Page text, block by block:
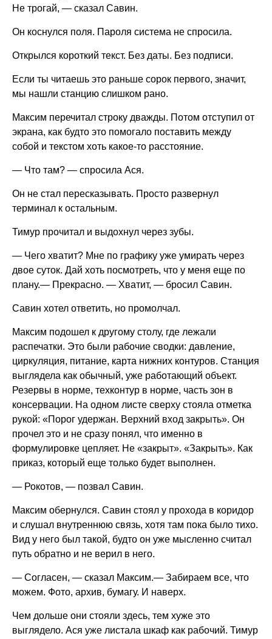
Не трогай, — сказал Савин.
Он коснулся поля. Пароля система не спросила.
Открылся короткий текст. Без даты. Без подписи.
Если ты читаешь это раньше сорок первого, значит,
мы нашли станцию слишком рано.
Максим перечитал строку дважды. Потом отступил от
экрана, как будто это помогало поставить между
собой и текстом хоть какое-то расстояние.
— Что там? — спросила Ася.
Он не стал пересказывать. Просто развернул
терминал к остальным.
Тимур прочитал и выдохнул через зубы.
— Чего хватит? Мне по графику уже умирать через
двое суток. Дай хоть посмотреть, что у меня еще по
плану.— Прекрасно. — Хватит, — бросил Савин.
Савин хотел ответить, но промолчал.
Максим подошел к другому столу, где лежали
распечатки. Это были рабочие сводки: давление,
циркуляция, питание, карта нижних контуров. Станция
выглядела как обычный, уже работающий объект.
Резервы в норме, техконтур в норме, часть зон в
консервации. На одном листе сверху стояла отметка
рукой: «Порог удержан. Верхний вход закрыть». Он
прочел это и не сразу понял, что именно в
формулировке цепляет. Не «закрыт». «Закрыть». Как
приказ, который еще только будет выполнен.
— Рокотов, — позвал Савин.
Максим обернулся. Савин стоял у прохода в коридор
и слушал внутреннюю связь, хотя там пока было тихо.
Вид у него был такой, будто он уже мысленно считал
путь обратно и не верил в него.
— Согласен, — сказал Максим.— Забираем все, что
можем. Фото, архив, бумагу. И наверх.
Чем дольше они стояли здесь, тем хуже это
выглядело. Ася уже листала шкаф как рабочий. Тимур